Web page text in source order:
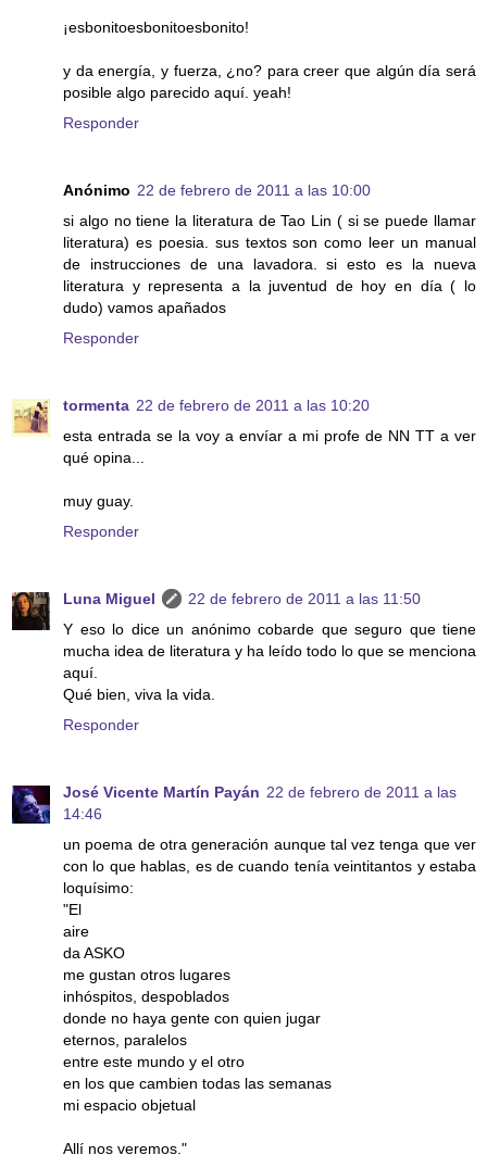
¡esbonitoesbonitoesbonito!
y da energía, y fuerza, ¿no? para creer que algún día será
posible algo parecido aquí. yeah!
Responder
Anónimo 22 de febrero de 2011 a las 10:00
si algo no tiene la literatura de Tao Lin ( si se puede llamar
literatura) es poesia. sus textos son como leer un manual
de instrucciones de una lavadora. si esto es la nueva
literatura y representa a la juventud de hoy en día ( lo
dudo) vamos apañados
Responder
tormenta 22 de febrero de 2011 a las 10:20
esta entrada se la voy a envíar a mi profe de NN TT a ver
qué opina...
muy guay.
Responder
Luna Miguel
22 de febrero de 2011 a las 11:50
Y eso lo dice un anónimo cobarde que seguro que tiene
mucha idea de literatura y ha leído todo lo que se menciona
aquí.
Qué bien, viva la vida.
Responder
José Vicente Martín Payán 22 de febrero de 2011 a las
14:46
un poema de otra generación aunque tal vez tenga que ver
con lo que hablas, es de cuando tenía veintitantos y estaba
loquísimo:
"El
aire
da ASKO
me gustan otros lugares
inhóspitos, despoblados
donde no haya gente con quien jugar
eternos, paralelos
entre este mundo y el otro
en los que cambien todas las semanas
mi espacio objetual
Allí nos veremos."